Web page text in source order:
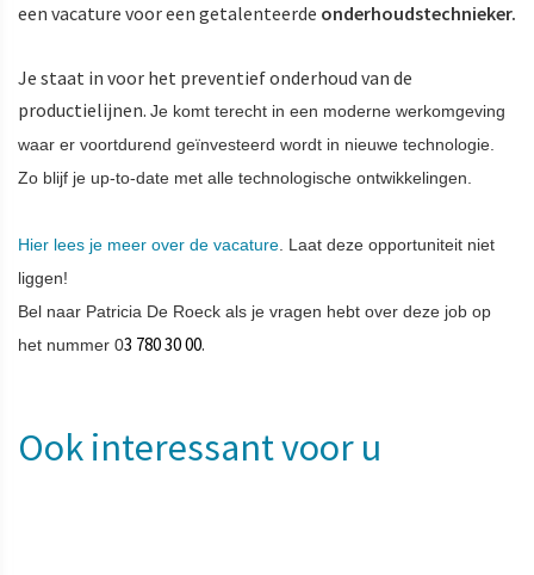
een vacature voor een getalenteerde onderhoudstechnieker.
Je staat in voor het preventief onderhoud van de
productielijnen. Je komt terecht in een moderne werkomgeving
waar er voortdurend geïnvesteerd wordt in nieuwe technologie.
Zo blijf je up-to-date met alle technologische ontwikkelingen.
Hier lees je meer over de vacature . Laat deze opportuniteit niet
liggen!
Bel naar Patricia De Roeck als je vragen hebt over deze job op
het nummer 03 780 30 00.
Ook interessant voor u